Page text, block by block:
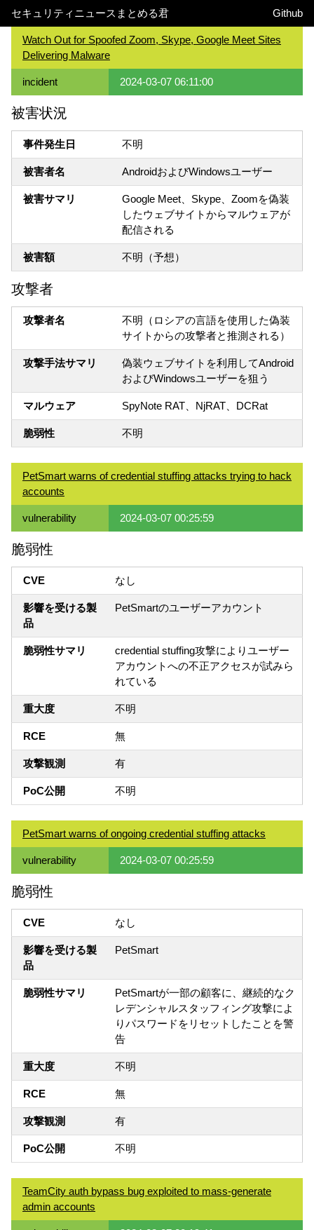
セキュリティニュースまとめる君 Github
Watch Out for Spoofed Zoom, Skype, Google Meet Sites
Delivering Malware
incident 2024-03-07 06:11:00
被害状況
事件発生日 不明
被害者名 AndroidおよびWindowsユーザー
被害サマリ
Google Meet、Skype、Zoomを偽装
したウェブサイトからマルウェアが
配信される
被害額 不明（予想）
攻撃者
攻撃者名
不明（ロシアの言語を使用した偽装
サイトからの攻撃者と推測される）
攻撃手法サマリ
偽装ウェブサイトを利用してAndroid
およびWindowsユーザーを狙う
マルウェア SpyNote RAT、NjRAT、DCRat
脆弱性 不明
PetSmart warns of credential stuffing attacks trying to hack
accounts
vulnerability 2024-03-07 00:25:59
脆弱性
CVE なし
影響を受ける製
品
PetSmartのユーザーアカウント
脆弱性サマリ
credential stuffing攻撃によりユーザー
アカウントへの不正アクセスが試みら
れている
重大度 不明
RCE 無
攻撃観測 有
PoC公開 不明
PetSmart warns of ongoing credential stuffing attacks
vulnerability 2024-03-07 00:25:59
脆弱性
CVE なし
影響を受ける製
品
PetSmart
脆弱性サマリ
PetSmartが一部の顧客に、継続的なク
レデンシャルスタッフィング攻撃によ
りパスワードをリセットしたことを警
告
重大度 不明
RCE 無
攻撃観測 有
PoC公開 不明
TeamCity auth bypass bug exploited to mass-generate
admin accounts